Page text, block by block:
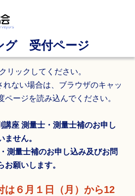
グ 受付ページ
リックしてください。
ない場合は、ブラウザのキャッ
ページを読み込んでください。
座 測量士・測量士補のお申し
せん。
測量士補のお申し込み及びお問
お願いします。
は６月１日（月）から12